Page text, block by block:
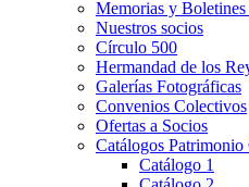
Memorias y
Nuestros socios
Círculo 500
Hermandad de los
Galerías Fotográficas
Convenios Colectivos
Ofertas a Socios
Catálogos
Catálogo 1